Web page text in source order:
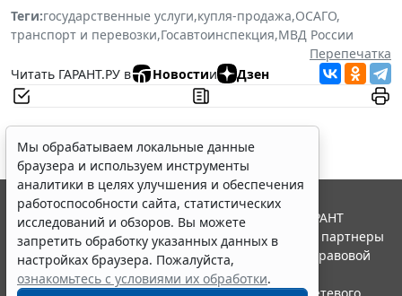
Теги:государственные услуги,купля-продажа,ОСАГО,
транспорт и перевозки,Госавтоинспекция,МВД России
Перепечатка
Читать ГАРАНТ.РУ в
Новостии Дзен
Мы обрабатываем локальные данные
браузера и используем инструменты
аналитики в целях улучшения и обеспечения
работоспособности сайта, статистических
исследований и обзоров. Вы можете
запретить обработку указанных данных в
настройках браузера. Пожалуйста,
ознакомьтесь с условиями их обработки.
© ООО "НПП "ГАРАНТ-СЕРВИС", 2026. Система ГАРАНТ
выпускается с 1990 года. Компания "Гарант" и ее партнеры
являются участниками Российской ассоциации правовой
информации ГАРАНТ.